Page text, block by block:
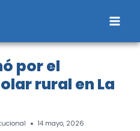
por el
rural en La
14 mayo, 2026